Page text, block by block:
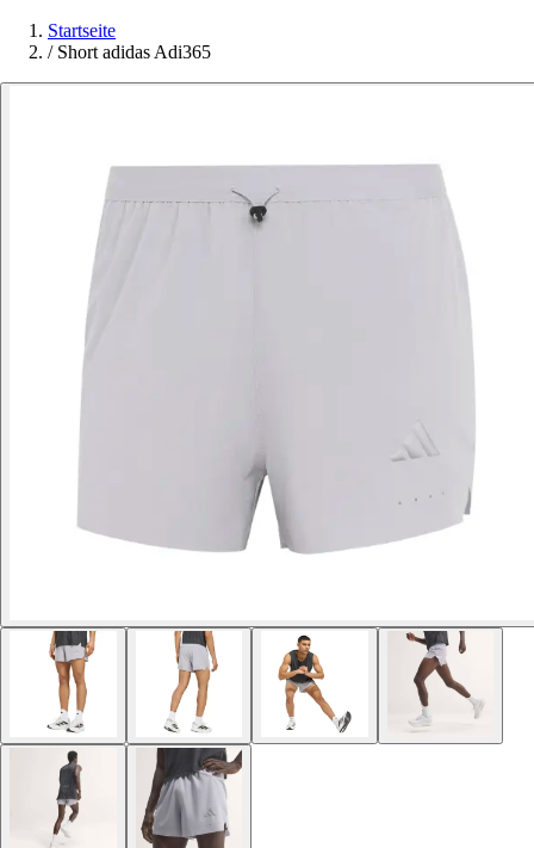
Startseite
/ Short adidas Adi365